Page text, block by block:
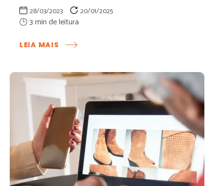
28/03/2023 20/01/2025
LEIA MAIS
MALL
ECOSYSTEM:
APRENDA
O
QUE
VOCÊ
PRECISA
SABER